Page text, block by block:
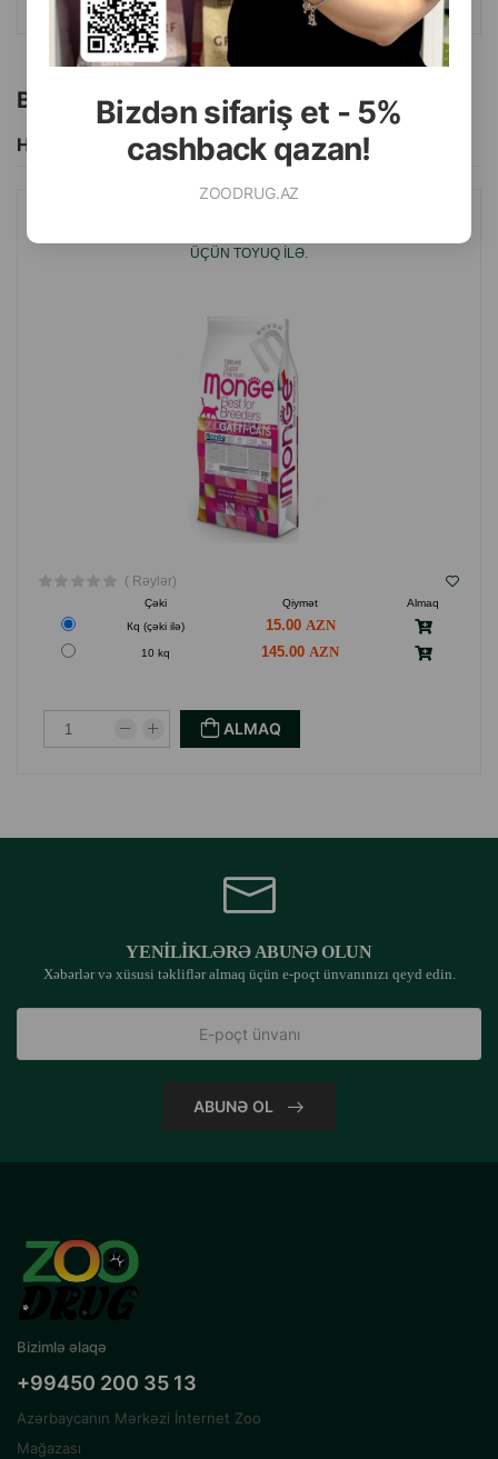
Bizdən sifariş et - 5%
cashback qazan!
ZOODRUG.AZ
bu da yemə dad verir və konservant xüsusiyyətlərə malikdir.
Bu brendin başqa məhsulları
Hamısını Gör
ÜÇÜN TOYUQ ILƏ.
( Rəylər)
Çəki Qiymət
Almaq
Кq (çəki ilə)
15.00
10 kq 145.00
ALMAQ
YENILIKLƏRƏ ABUNƏ OLUN
Xəbərlər və xüsusi təkliflər almaq üçün e-poçt ünvanınızı qeyd edin.
ABUNƏ OL
Bizimlə əlaqə
+99450 200 35 13
Azərbaycanın Mərkəzi İnternet Zoo
Mağazası